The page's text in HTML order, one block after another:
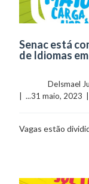
Senac está
de Idiomas
DeIsmael
|  ...31 maio, 2023
Vagas estão